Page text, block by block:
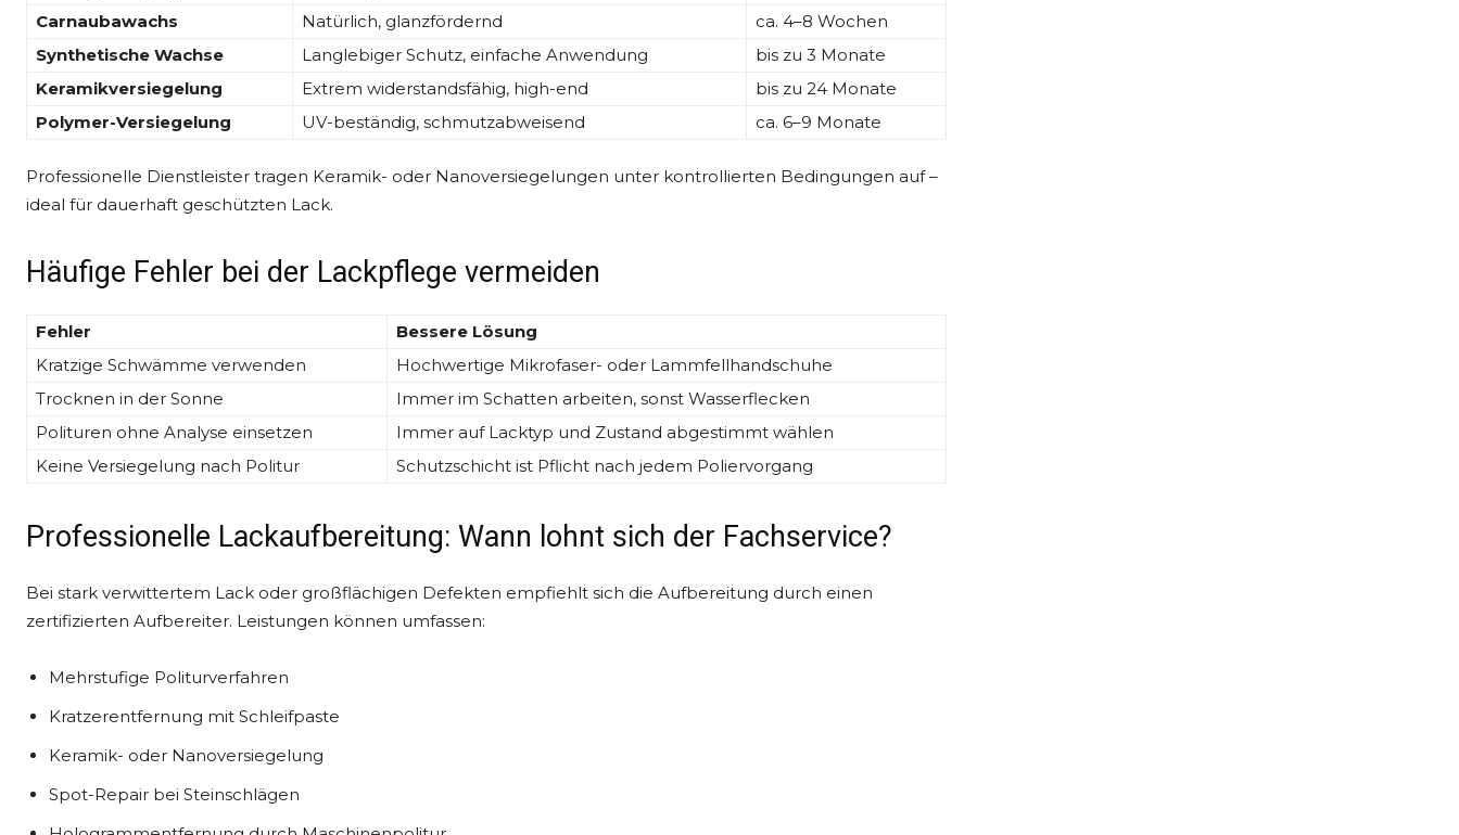
Carnaubawachs
Natürlich, glanzfördernd
ca. 4–8 Wochen
Synthetische Wachse
Langlebiger Schutz, einfache Anwendung
bis zu 3 Monate
Keramikversiegelung
Extrem widerstandsfähig, high-end
bis zu 24 Monate
Polymer-Versiegelung
UV-beständig, schmutzabweisend ca. 6–9 Monate
Professionelle Dienstleister tragen Keramik- oder Nanoversiegelungen unter kontrollierten Bedingungen auf –
ideal für dauerhaft geschützten Lack.
Häufige Fehler bei der Lackpflege vermeiden
Fehler
Bessere Lösung
Kratzige Schwämme verwenden
Hochwertige Mikrofaser- oder Lammfellhandschuhe
Trocknen in der Sonne
Immer im Schatten arbeiten, sonst Wasserflecken
Polituren ohne Analyse einsetzen
Immer auf Lacktyp und Zustand abgestimmt wählen
Keine Versiegelung nach Politur
Schutzschicht ist Pflicht nach jedem Poliervorgang
Professionelle Lackaufbereitung: Wann lohnt sich der Fachservice?
Bei stark verwittertem Lack oder großflächigen Defekten empfiehlt sich die Aufbereitung durch einen
zertifizierten Aufbereiter. Leistungen können umfassen:
Mehrstufige Politurverfahren
Kratzerentfernung mit Schleifpaste
Keramik- oder Nanoversiegelung
Spot-Repair bei Steinschlägen